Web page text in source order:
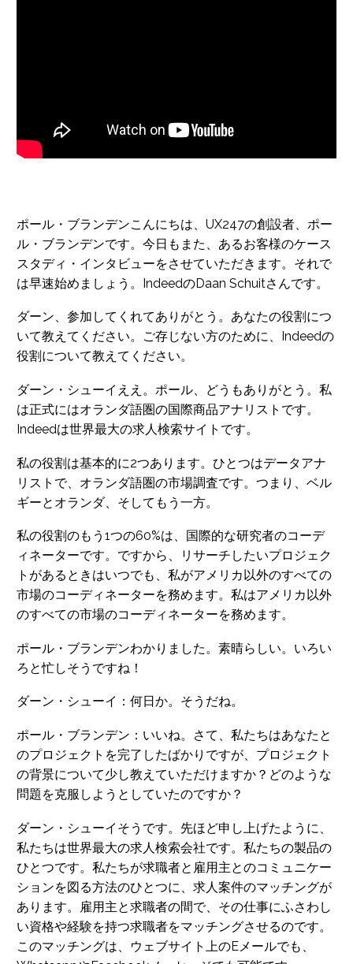
ポール・ブランデンこんにちは、UX247の創設者、ポー
ル・ブランデンです。今日もまた、あるお客様のケース
スタディ・インタビューをさせていただきます。それで
は早速始めましょう。IndeedのDaan Schuitさんです。
ダーン、参加してくれてありがとう。あなたの役割につ
いて教えてください。ご存じない方のために、Indeedの
役割について教えてください。
ダーン・シューイええ。ポール、どうもありがとう。私
は正式にはオランダ語圏の国際商品アナリストです。
Indeedは世界最大の求人検索サイトです。
私の役割は基本的に2つあります。ひとつはデータアナ
リストで、オランダ語圏の市場調査です。つまり、ベル
ギーとオランダ、そしてもう一方。
私の役割のもう1つの60%は、国際的な研究者のコーデ
ィネーターです。ですから、リサーチしたいプロジェク
トがあるときはいつでも、私がアメリカ以外のすべての
市場のコーディネーターを務めます。私はアメリカ以外
のすべての市場のコーディネーターを務めます。
ポール・ブランデンわかりました。素晴らしい。いろい
ろと忙しそうですね！
ダーン・シューイ：何日か。そうだね。
ポール・ブランデン：いいね。さて、私たちはあなたと
のプロジェクトを完了したばかりですが、プロジェクト
の背景について少し教えていただけますか？どのような
問題を克服しようとしていたのですか？
ダーン・シューイそうです。先ほど申し上げたように、
私たちは世界最大の求人検索会社です。私たちの製品の
ひとつです。私たちが求職者と雇用主とのコミュニケー
ションを図る方法のひとつに、求人案件のマッチングが
あります。雇用主と求職者の間で、その仕事にふさわし
い資格や経験を持つ求職者をマッチングさせるのです。
このマッチングは、ウェブサイト上のEメールでも、